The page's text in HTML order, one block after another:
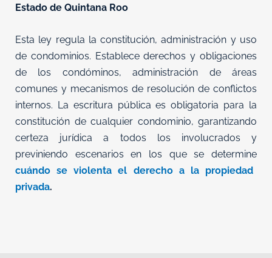
Estado de Quintana Roo
Esta ley regula la constitución, administración y uso
de condominios. Establece derechos y obligaciones
de los condóminos, administración de áreas
comunes y mecanismos de resolución de conflictos
internos. La escritura pública es obligatoria para la
constitución de cualquier condominio, garantizando
certeza jurídica a todos los involucrados y
previniendo escenarios en los que se determine
cuándo se violenta el derecho a la propiedad
privada.